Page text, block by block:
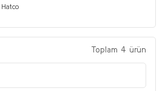
Hatco
Toplam 4 ürün